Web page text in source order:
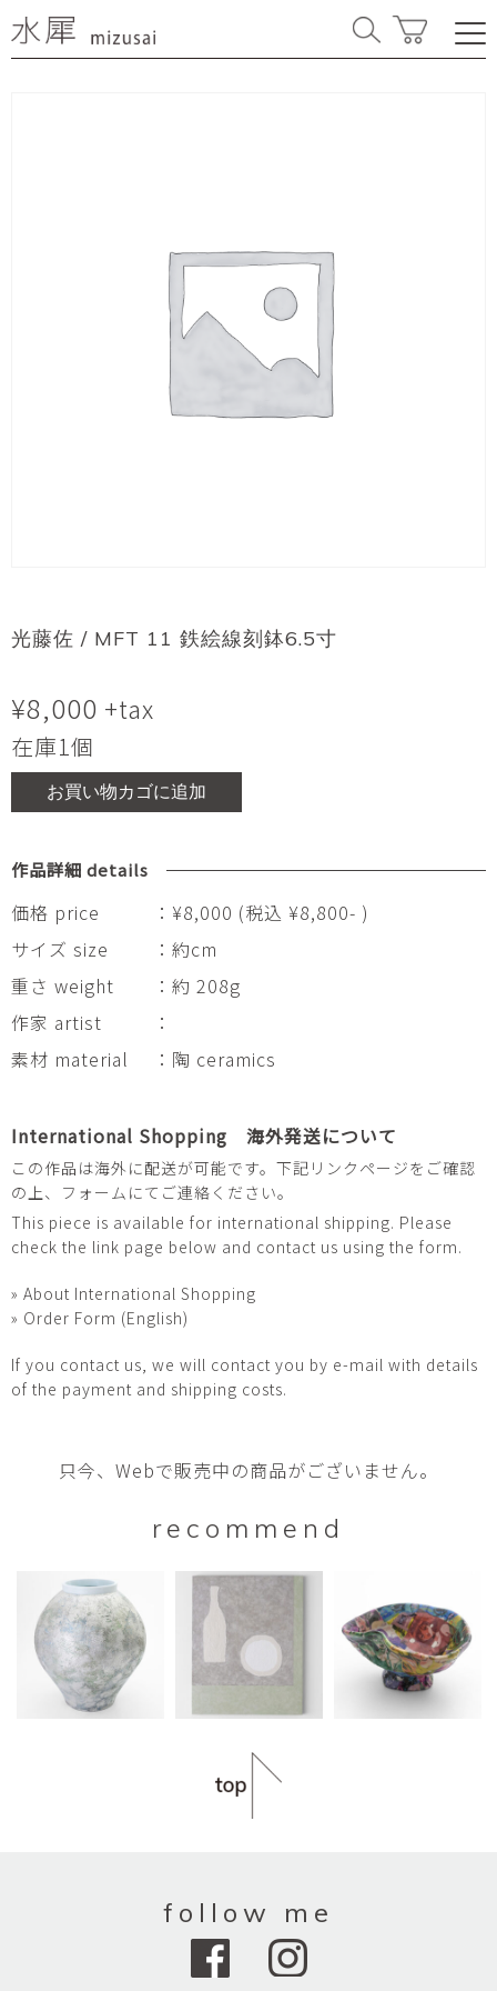
光藤佐 / MFT 11 鉄絵線刻鉢6.5寸
¥8,000 +tax
在庫1個
お買い物カゴに追加
作品詳細 details
価格 price
：¥8,000 (税込 ¥8,800- )
サイズ size
：約cm
重さ weight
：約 208g
作家 artist
：
素材 material
：陶 ceramics
International Shopping 海外発送について
この作品は海外に配送が可能です。下記リンクページをご確認
の上、フォームにてご連絡ください。
This piece is available for international shipping. Please
check the link page below and contact us using the form.
» About International Shopping
» Order Form (English)
If you contact us, we will contact you by e-mail with details
of the payment and shipping costs.
只今、Webで販売中の商品がございません。
recommend
follow me